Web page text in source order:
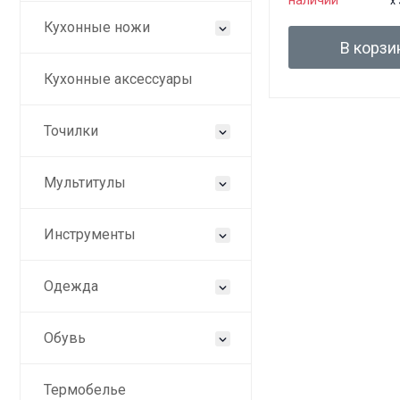
Кухонные ножи
Кухонные аксессуары
Точилки
Мультитулы
Инструменты
Одежда
Обувь
Термобелье
В